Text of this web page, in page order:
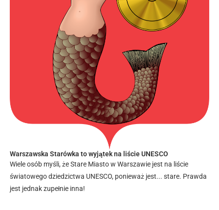
Warszawska Starówka to wyjątek na liście UNESCO
Wiele osób myśli, że Stare Miasto w Warszawie jest na liście
światowego dziedzictwa UNESCO, ponieważ jest... stare. Prawda
jest jednak zupełnie inna!